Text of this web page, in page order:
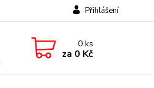
Přihlášení
0ks
za 0 Kč